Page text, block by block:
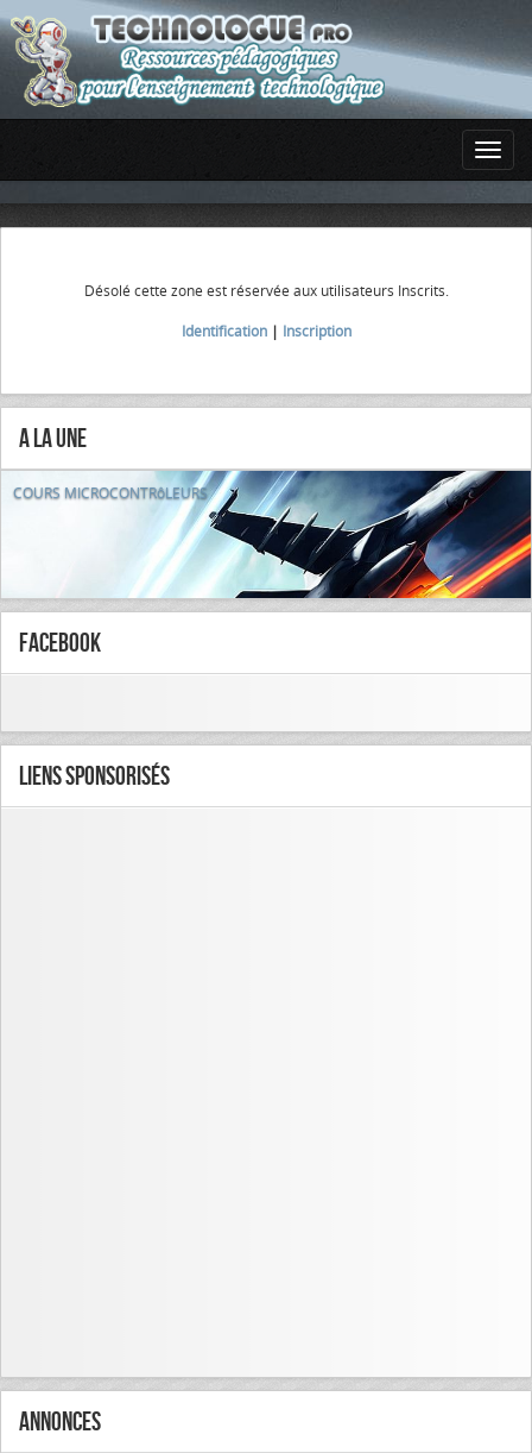
Désolé cette zone est réservée aux utilisateurs Inscrits.
Identification| Inscription
A la Une
COURS MICROCONTRôLEURS
FaceBook
Liens Sponsorisés
Annonces